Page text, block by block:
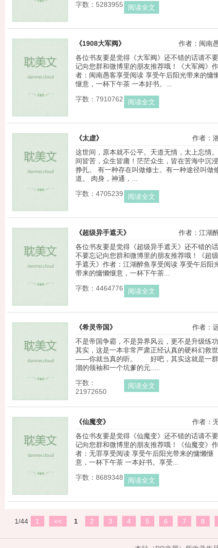
字数：5283955
阅读全文
《1908大军阀》
作者：闽南
各位书友要是觉得《大军阀》还不错的话请不
记向您群和微博里的朋友推荐哦！《大军阀》作
者：闽南愚客享受阅读 享受午后阳光带来的慵
惬意，一杯下午茶 一本好书。...
字数：7910762
阅读全文
《太虚》
作者：
这世间，原本就不公平。天道无情，太上忘情
间皆苦，众生皆庸！茫茫众生，皆在苦海中沉
挣扎。 有一种存在叫做修士。有一种途径叫做
道。 肉身，神通，...
字数：4705239
阅读全文
《超级异手遮天》
作者：江湖
各位书友要是觉得《超级异手遮天》还不错的
不要忘记向您群和微博里的朋友推荐哦！《超
手遮天》作者：江湖醉鱼享受阅读 享受午后阳
带来的慵懒惬意，一杯下午茶...
字数：4464776
阅读全文
《希灵帝国》
作者：
不是帝国争霸，不是异界风云，更不是升级练
其实，这是一本非常严肃正经认真的硬科幻救
——你就当真的听。 好吧，其实这就是一
溜的领袖和一个坑爹的元.....
字数：
21972650
阅读全文
《仙魔变》
作者：
各位书友要是觉得《仙魔变》还不错的话请不
记向您群和微博里的朋友推荐哦！《仙魔变》作
者：无罪享受阅读 享受午后阳光带来的慵懒惬
意，一杯下午茶 一本好书。享受...
字数：8689348
阅读全文
1/44 1 << 1 2 3 4 5 6 7 8